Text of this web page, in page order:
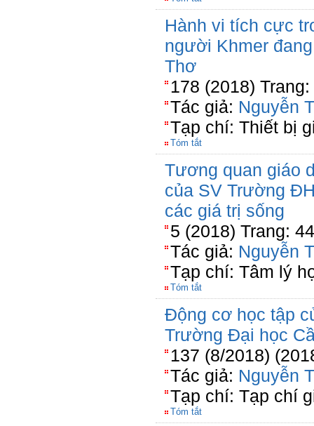
Hành vi tích cực
người Khmer
Thơ
178 (2018)
Tác giả: Nguyễn
Tạp chí: Thiết bị
Tóm tắt
Tương quan giáo
của SV Trường
các giá trị sống
5 (2018) Trang:
Tác giả: Nguyễn
Tạp chí: Tâm lý
Tóm tắt
Động cơ học tập
Trường Đại học
137 (8/2018)
Tác giả: Nguyễn
Tạp chí: Tạp chí
Tóm tắt